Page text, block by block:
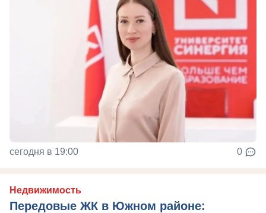
сегодня в 19:00 0
Недвижимость
Передовые ЖК в Южном районе: